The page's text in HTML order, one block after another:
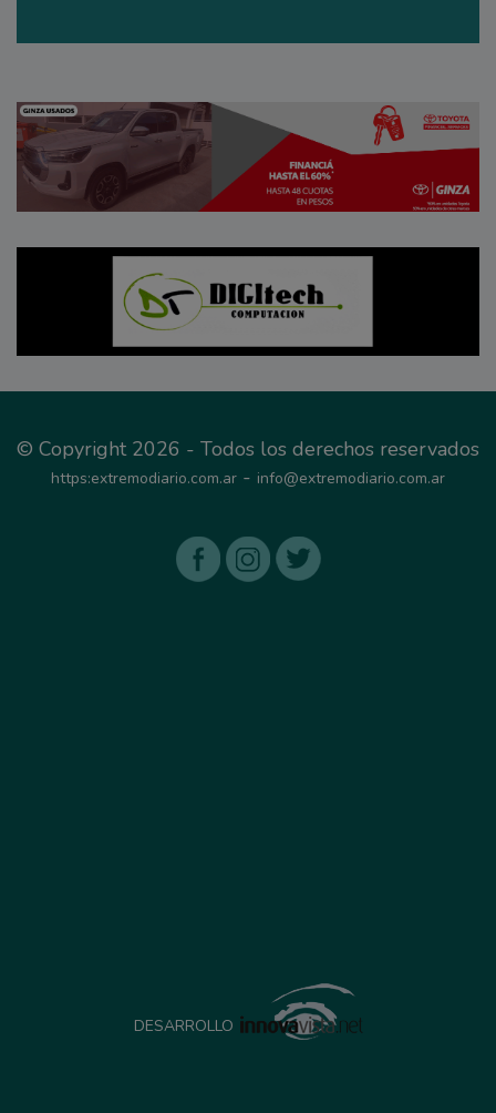
© Copyright 2026 - Todos los derechos reservados
https:extremodiario.com.ar - info@extremodiario.com.ar
DESARROLLO